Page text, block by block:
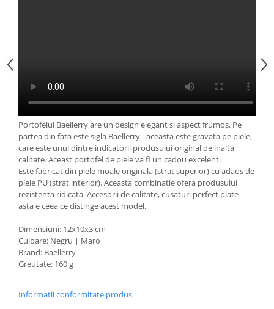
Portofelul Baellerry are un design elegant si aspect frumos. Pe
partea din fata este sigla Baellerry - aceasta este gravata pe piele,
care este unul dintre indicatorii produsului original de inalta
calitate. Aceast portofel de piele va fi un cadou excelent.
Este fabricat din piele moale originala (strat superior) cu adaos de
piele PU (strat interior). Aceasta combinatie ofera produsului
rezistenta ridicata. Accesorii de calitate, cusaturi perfect plate -
asta e ceea ce distinge acest model.
Dimensiuni: 12x10x3 cm
Culoare: Negru | Maro
Brand: Baellerry
Greutate: 160 g
Informatii conformitate produs